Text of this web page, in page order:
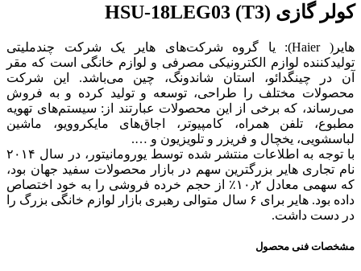
کولر گازی HSU-18LEG03 (T3)
هایر( Haier): یا گروه شرکت‌های هایر یک شرکت چندملیتی
تولیدکننده لوازم الکترونیکی مصرفی و لوازم خانگی است که مقر
آن در چینگدائو، استان شاندونگ، چین می‌باشد. این شرکت
محصولات مختلف را طراحی، توسعه و تولید کرده و به فروش
می‌رساند، که برخی از این محصولات عبارتند از: سیستم‌های تهویه
مطبوع، تلفن همراه، کامپیوتر، اجاق‌های مایکروویو، ماشین
لباسشویی، یخچال و فریزر و تلویزیون و ….
با توجه به اطلاعات منتشر شده توسط یورومانیتور، در سال ۲۰۱۴
نام تجاری هایر بزرگترین سهم در بازار محصولات سفید جهان بود،
که سهمی معادل ۱۰٫۲٪ از حجم خرده فروشی را به خود اختصاص
داده بود. هایر برای ۶ سال متوالی رهبری بازار لوازم خانگی بزرگ را
در دست داشت.
مشخصات فنی محصول